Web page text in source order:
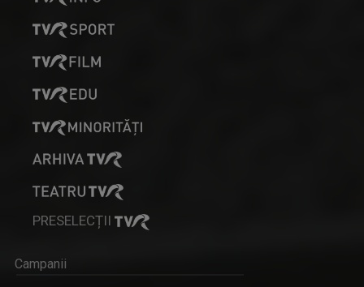
PRESELECȚII
Campanii